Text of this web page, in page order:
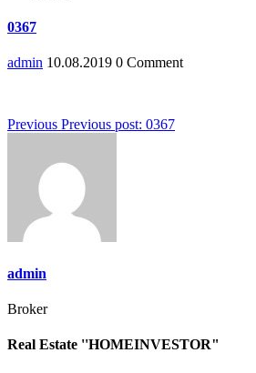
0367
admin 10.08.2019 0 Comment
Навигация
записям
Previous Previous post: 0367
admin
Broker
Real Estate ''HOMEINVESTOR"